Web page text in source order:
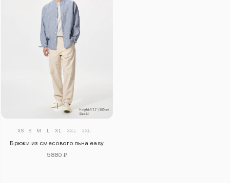
XS S M L XL XXL 3XL
Брюки из смесового льна easy
5880 ₽